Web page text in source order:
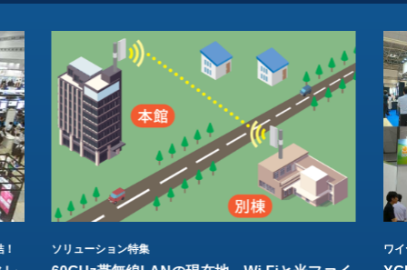
ソリューション特集 ワ